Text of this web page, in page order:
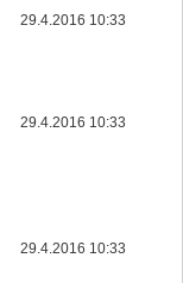
29.4.2016 10:33
29.4.2016 10:33
29.4.2016 10:33